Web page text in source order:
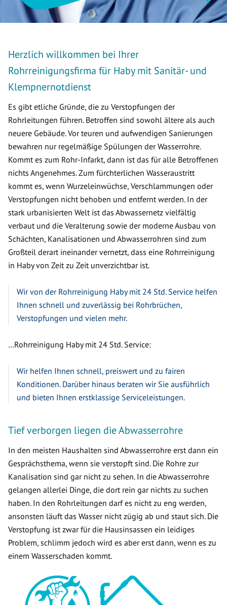
Herzlich willkommen bei Ihrer
Rohrreinigungsfirma für Haby mit Sanitär- und
Klempnernotdienst
Es gibt etliche Gründe, die zu Verstopfungen der
Rohrleitungen führen. Betroffen sind sowohl ältere als auch
neuere Gebäude. Vor teuren und aufwendigen Sanierungen
bewahren nur regelmäßige Spülungen der Wasserrohre.
Kommt es zum Rohr-Infarkt, dann ist das für alle Betroffenen
nichts Angenehmes. Zum fürchterlichen Wasseraustritt
kommt es, wenn Wurzeleinwüchse, Verschlammungen oder
Verstopfungen nicht behoben und entfernt werden. In der
stark urbanisierten Welt ist das Abwassernetz vielfältig
verbaut und die Veralterung sowie der moderne Ausbau von
Schächten, Kanalisationen und Abwasserrohren sind zum
Großteil derart ineinander vernetzt, dass eine Rohrreinigung
in Haby von Zeit zu Zeit unverzichtbar ist.
Wir von der Rohrreinigung Haby mit 24 Std. Service helfen
Ihnen schnell und zuverlässig bei Rohrbrüchen,
Verstopfungen und vielen mehr.
…Rohrreinigung Haby mit 24 Std. Service:
Wir helfen Ihnen schnell, preiswert und zu fairen
Konditionen. Darüber hinaus beraten wir Sie ausführlich
und bieten Ihnen erstklassige Serviceleistungen.
Tief verborgen liegen die Abwasserrohre
In den meisten Haushalten sind Abwasserrohre erst dann ein
Gesprächsthema, wenn sie verstopft sind. Die Rohre zur
Kanalisation sind gar nicht zu sehen. In die Abwasserrohre
gelangen allerlei Dinge, die dort rein gar nichts zu suchen
haben. In den Rohrleitungen darf es nicht zu eng werden,
ansonsten läuft das Wasser nicht zügig ab und staut sich. Die
Verstopfung ist zwar für die Hausinsassen ein leidiges
Problem, schlimm jedoch wird es aber erst dann, wenn es zu
einem Wasserschaden kommt.